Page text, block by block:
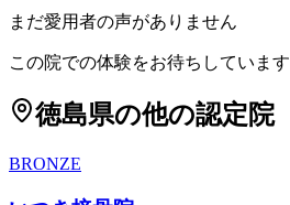
まだ愛用者の声がありません
この院での体験をお待ちしています
徳島県の他の認定院
BRONZE